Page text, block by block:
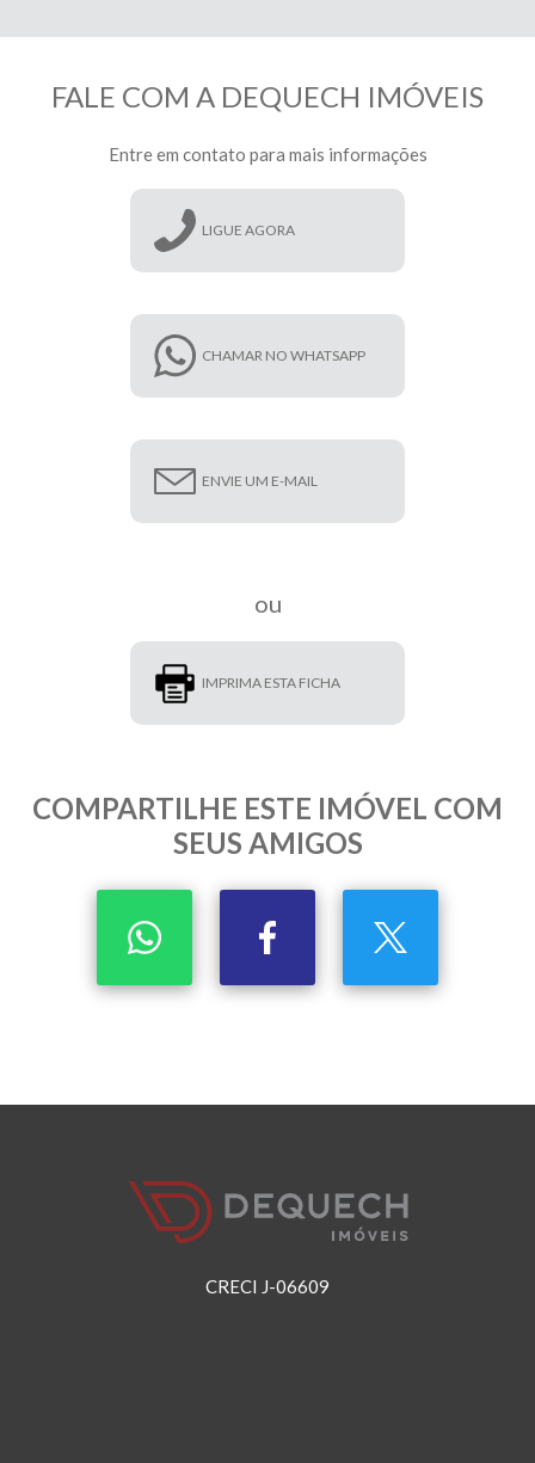
FALE COM A DEQUECH IMÓVEIS
Entre em contato para mais informações
LIGUE AGORA
CHAMAR NO WHATSAPP
ENVIE UM E-MAIL
ou
IMPRIMA ESTA FICHA
COMPARTILHE ESTE IMÓVEL COM
SEUS AMIGOS
CRECI J-06609